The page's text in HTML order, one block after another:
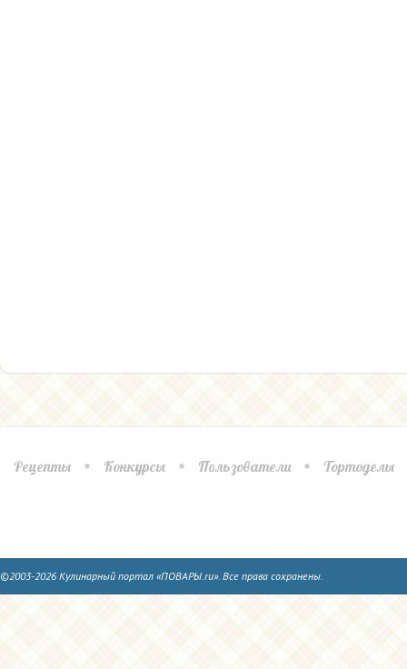
Рецепты Конкурсы Пользователи Тортоделы
©2003-2026 Кулинарный портал «ПОВАРЫ.ru». Все права сохранены.